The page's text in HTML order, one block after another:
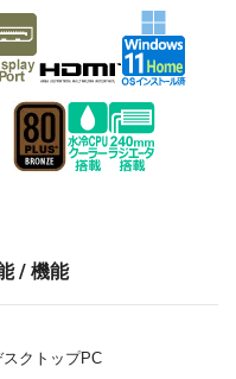
/ 機能
スクトップPC